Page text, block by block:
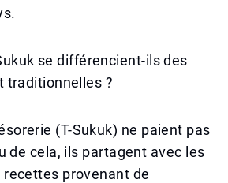
se différencient-ils des
traditionnelles ?
(T-Sukuk) ne paient pas
de cela, ils partagent avec les
provenant de